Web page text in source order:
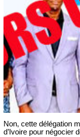
Non, cette délégation
d’Ivoire pour négocier